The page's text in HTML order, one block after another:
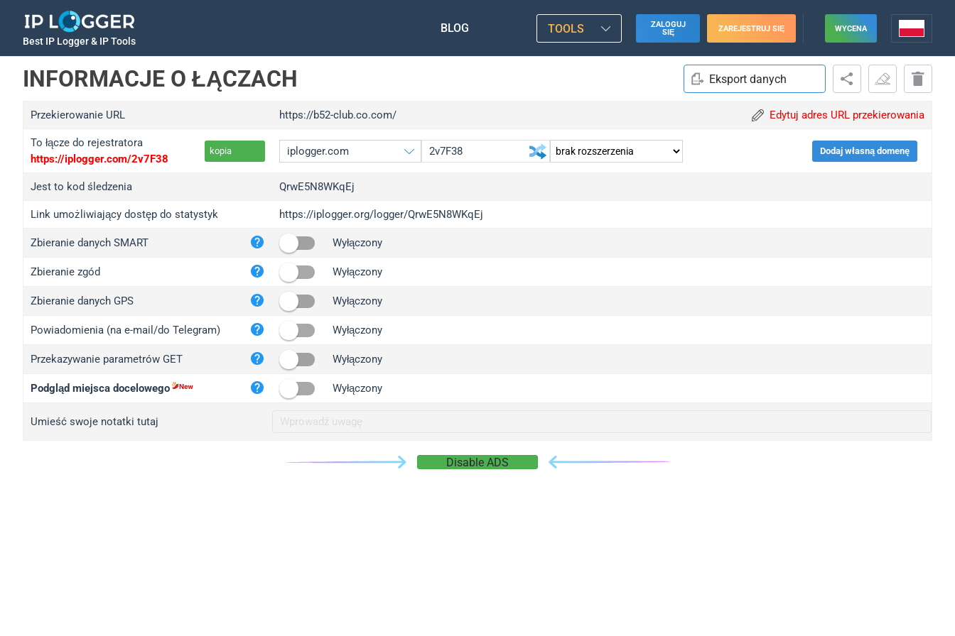
Best IP Logger & IP Tools
BLOG TOOLS
ZALOGUJ
SIĘ
ZAREJESTRUJ SIĘ WYCENA
INFORMACJE O ŁĄCZACH Eksport danych
Przekierowanie URL https://b52-club.co.com/ Edytuj adres URL przekierowania
To łącze do rejestratora
https://iplogger.com/2v7F38
kopia
iplogger.org
wl.gl
ed.tc
iplogger.com
iplogger.co
2no.co
yip.su
iplogger.info
Dodaj własną domenę
Jest to kod śledzenia QrwE5N8WKqEj
Link umożliwiający dostęp do statystyk https://iplogger.org/logger/QrwE5N8WKqEj
Zbieranie danych SMART Wyłączony
Zbieranie zgód Wyłączony
Zbieranie danych GPS Wyłączony
Powiadomienia (na e-mail/do Telegram) Wyłączony
Przekazywanie parametrów GET Wyłączony
Podgląd miejsca docelowego Wyłączony
Umieść swoje notatki tutaj
Disable ADS